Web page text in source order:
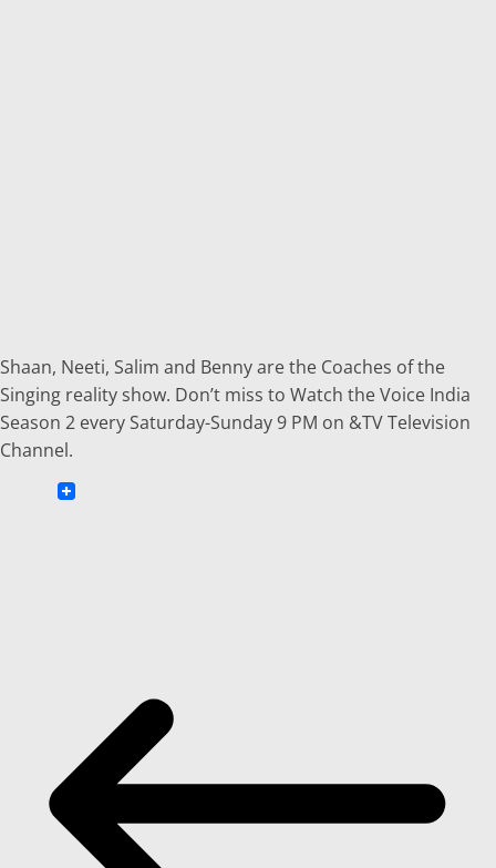
Shaan, Neeti, Salim and Benny are the Coaches of the
Singing reality show. Don’t miss to Watch the Voice India
Season 2 every Saturday-Sunday 9 PM on &TV Television
Channel.